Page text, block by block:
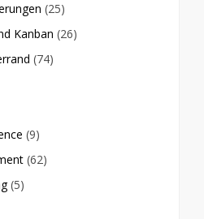
(25)
Kanban (26)
(74)
(9)
(62)
(5)